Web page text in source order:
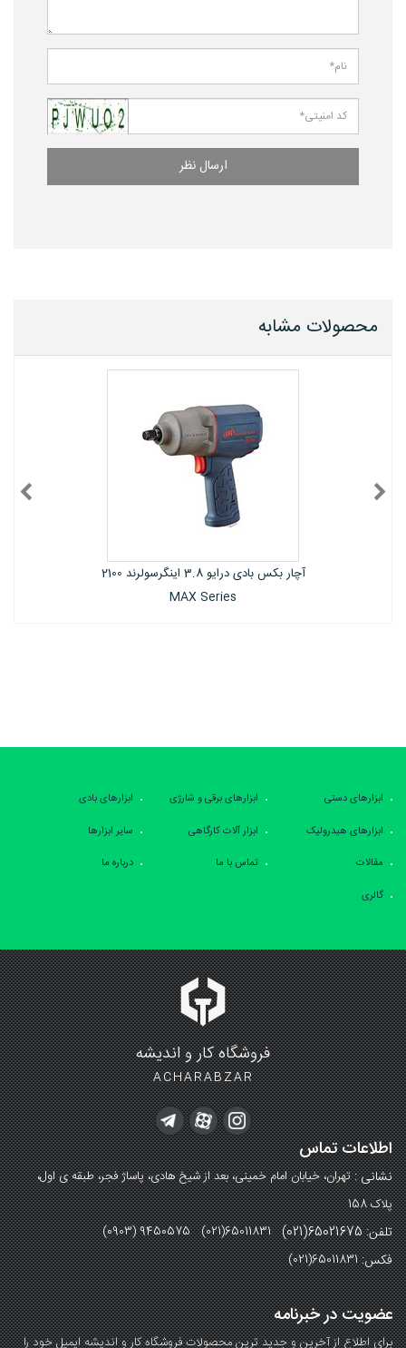
ارسال نظر
محصولات مشابه
ابزارهای دستی ابزارهای برقی و شارژی
ابزارهای بادی
ابزارهای هیدرولیک
ابزار آلات کارگاهی
سایر ابزارها
مقالات
تماس با ما
درباره ما
گالری
فروشگاه کار و اندیشه
ACHARABZAR
اطلاعات تماس
نشانی :تهران، خیابان امام خمینی، بعد از شیخ هادی، پاساژ فجر، طبقه ی اول،
پلاک 158
تلفن: 65021675(021) (0903) 9450575 (021)65011831
فکس:(021)65011831
عضویت در خبرنامه
برای اطلاع از آخرین و جدید ترین محصولات فروشگاه کار و اندیشه ایمیل خود را